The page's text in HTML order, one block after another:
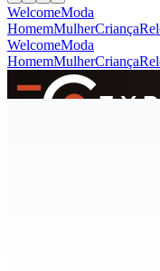
WelcomeModa
HomemMulherCriança
WelcomeModa
HomemMulherCriança